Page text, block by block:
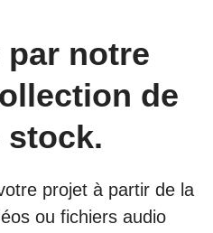
par notre
de
stock.
projet à partir de la
ou fichiers audio